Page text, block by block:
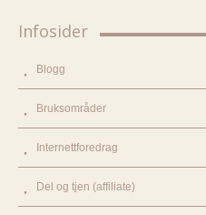
Infosider
Blogg
Bruksområder
Internettforedrag
Del og tjen (affiliate)